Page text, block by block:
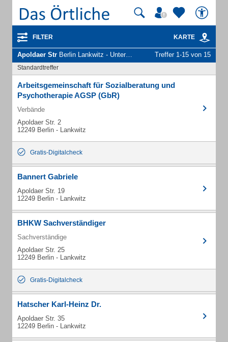
FILTER KARTE
Apoldaer Str Berlin Lankwitz - Unternehmen und Personen Treffer 1-15 von 15
Standardtreffer
Arbeitsgemeinschaft für Sozialberatung und
Psychotherapie AGSP (GbR)
Verbände
Apoldaer Str. 2
12249 Berlin - Lankwitz
Gratis-Digitalcheck
Bannert Gabriele
Apoldaer Str. 19
12249 Berlin - Lankwitz
BHKW Sachverständiger
Sachverständige
Apoldaer Str. 25
12249 Berlin - Lankwitz
Gratis-Digitalcheck
Hatscher Karl-Heinz Dr.
Apoldaer Str. 35
12249 Berlin - Lankwitz